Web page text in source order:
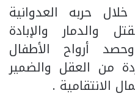
حربه العدوانية
والدمار والإبادة
وحصد أرواح الأطفال
من العقل والضمير
الانتقامية .